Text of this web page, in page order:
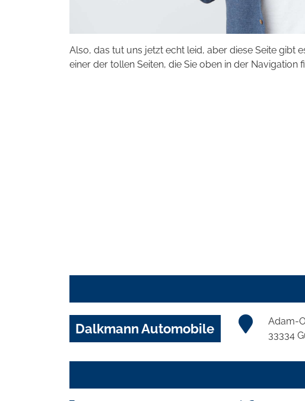
Also, das tut uns jetzt echt leid, aber diese Seite gibt
einer der tollen Seiten, die Sie oben in der Navigation
Dalkmann Automobile
Adam-
33334